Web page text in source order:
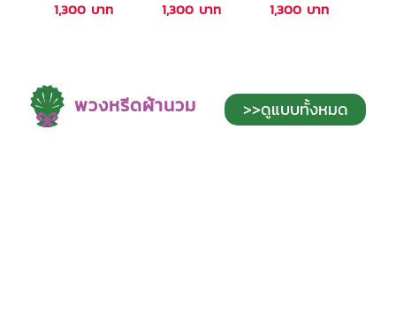
1,300 บาท 1,300 บาท 1,300 บาท
พวงหรีดผ้านวม >>ดูแบบทั้งหมด